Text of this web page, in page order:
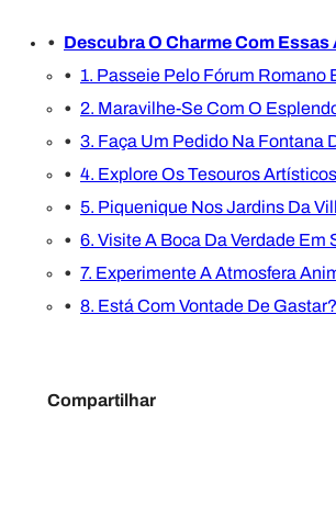
Descubra O Charme Com
1. Passeie Pelo Fórum Romano
2. Maravilhe-Se Com O
3. Faça Um Pedido Na Fontana
4. Explore Os Tesouros
5. Piquenique Nos Jardins Da
6. Visite A Boca Da Verdade
7. Experimente A Atmosfera
8. Está Com Vontade De Gastar?
Compartilhar